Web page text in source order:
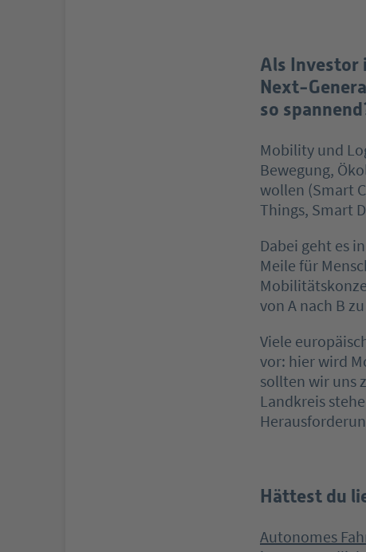
Als Investor
Next-
so
Mobility und
Bewegung,
wollen (Smart
Things, Smart
Dabei geht es
Meile für
von A nach B
Viele
vor: hier wird
sollten wir uns
Landkreis
Hättest du
Autonomes